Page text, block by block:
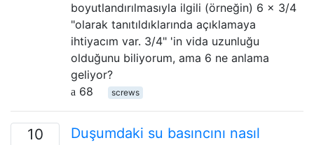
boyutlandırılmasıyla ilgili (örneğin) 6 x 3/4
"olarak tanıtıldıklarında açıklamaya
ihtiyacım var. 3/4" 'in vida uzunluğu
olduğunu biliyorum, ama 6 ne anlama
geliyor?
68
screws
10
Duşumdaki su basıncını nasıl